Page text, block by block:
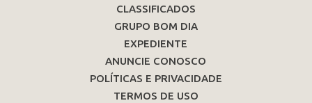
CLASSIFICADOS
GRUPO BOM DIA
EXPEDIENTE
ANUNCIE CONOSCO
POLÍTICAS E PRIVACIDADE
TERMOS DE USO